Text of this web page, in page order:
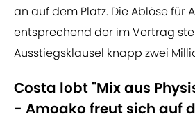
an auf dem Platz. Die Ablöse für
entsprechend der im Vertrag
Ausstiegsklausel knapp zwei
Costa lobt "Mix aus
- Amoako freut sich auf